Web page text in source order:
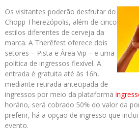
Os visitantes poderão desfrutar do
Chopp Therezópolis, além de cinco
estilos diferentes de cerveja da
marca. A Therêfest oferece dois
setores – Pista e Área Vip – e uma
política de ingressos flexível. A
entrada é gratuita até às 16h,
mediante retirada antecipada de
ingressos por meio da plataforma
horário, será cobrado 50% do valor da
preferir, há a opção de ingresso que
evento.